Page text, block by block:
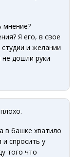
мнение?
Я его, в свое
и желании
дошли руки
в башке хватило
и спросить у
того что